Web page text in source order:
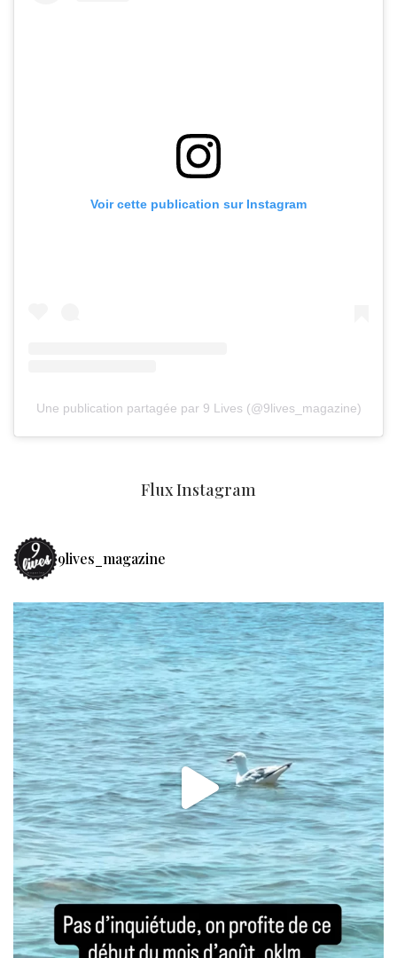
Voir cette publication sur Instagram
Une publication partagée par 9 Lives (@9lives_magazine)
Flux Instagram
9lives_magazine